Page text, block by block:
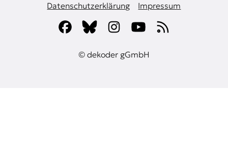
Datenschutzerklärung
Impressum
© dekoder gGmbH